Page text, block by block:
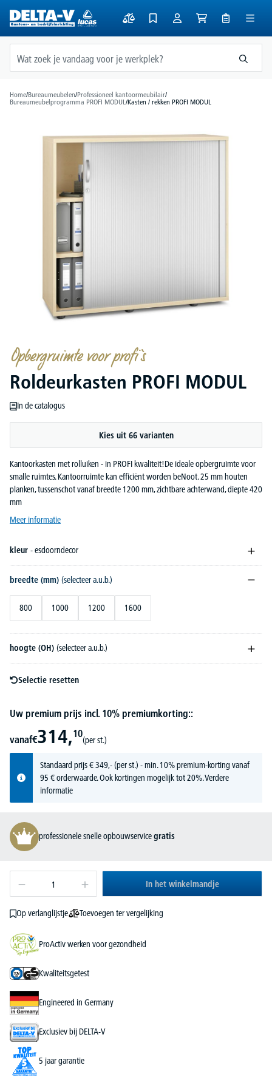
Home/Bureaumeubelen/Professioneel kantoormeubilair/
Bureaumeubelprogramma PROFI MODUL/Kasten / rekken PROFI MODUL
Opbergruimte voor profi`s
Roldeurkasten PROFI MODUL
In de catalogus
Kies uit 66 varianten
Kantoorkasten met rolluiken - in PROFI kwaliteit!De ideale opbergruimte voor
smalle ruimtes. Kantoorruimte kan efficiënt worden beNoot. 25 mm houten
planken, tussenschot vanaf breedte 1200 mm, zichtbare achterwand, diepte 420
mm
Meer informatie
kleur - esdoorndecor
breedte (mm) (selecteer a.u.b.)
800 1000 1200 1600
hoogte (OH) (selecteer a.u.b.)
Selectie resetten
Uw premium prijs incl. 10% premiumkorting::
vanaf€314,10
(per st.)
Standaard prijs€349,-(per st.) - min. 10% premium-korting vanaf
95 € orderwaarde. Ook kortingen mogelijk tot 20%.Verdere
informatie
professionele snelle opbouwservicegratis
In het winkelmandje
Op verlanglijstje Toevoegen ter vergelijking
ProActiv werken voor gezondheid
Kwaliteitsgetest
Engineered in Germany
Exclusiev bij DELTA-V
5 jaar garantie